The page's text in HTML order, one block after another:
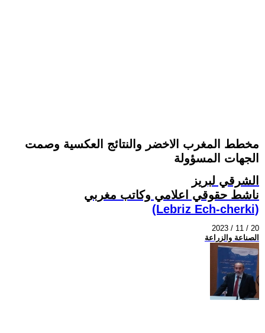
مخطط المغرب الاخضر والنتائج العكسية وصمت
الجهات المسؤولة
الشرقي لبريز
ناشط حقوقي اعلامي وكاتب مغربي
(Lebriz Ech-cherki)
2023 / 11 / 20
الصناعة والزراعة